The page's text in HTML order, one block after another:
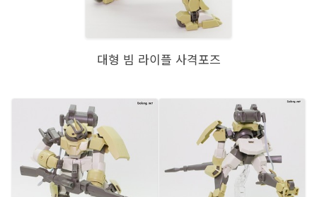
대형 빔 라이플 사격포즈